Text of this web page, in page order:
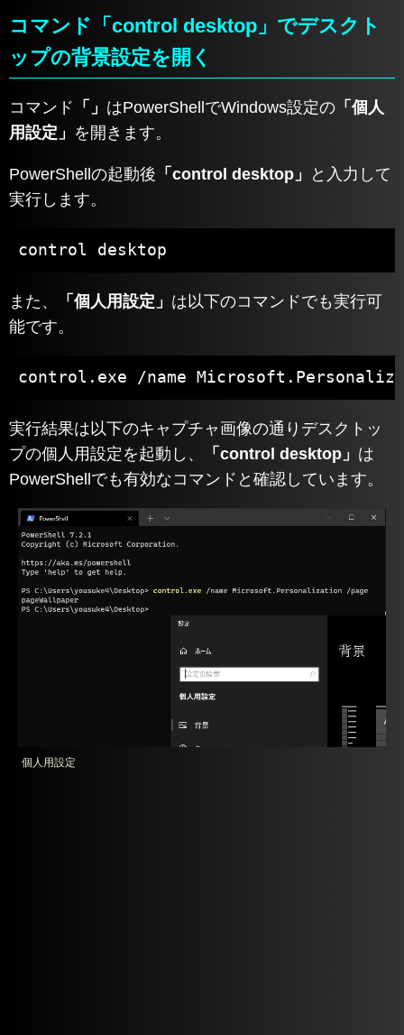
コマンド「control desktop」でデスクト
ップの背景設定を開く
コマンド 「」 はPowerShellでWindows設定の 「個人
用設定」 を開きます。
PowerShellの起動後 「control desktop」
と入力して
実行します。
control desktop
また、 「個人用設定」 は以下のコマンドでも実行可
能です。
control.exe /name
実行結果は以下のキャプチャ画像の通りデスクトッ
プの個人用設定を起動し、
「control desktop」 は
PowerShellでも有効なコマンドと確認しています。
個人用設定